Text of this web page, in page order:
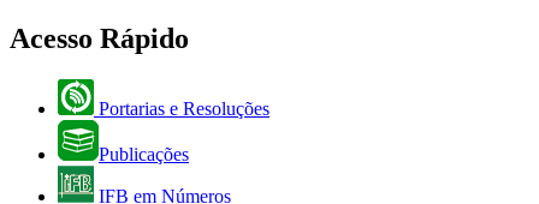
Acesso Rápido
Portarias e Resoluções
Publicações
IFB em Números